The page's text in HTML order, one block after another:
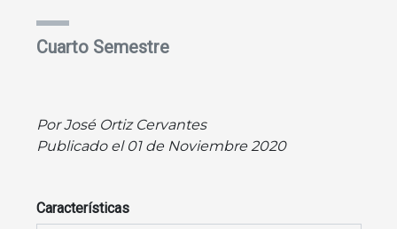
Cuarto Semestre
Por José Ortiz Cervantes
Publicado el 01 de Noviembre 2020
Características